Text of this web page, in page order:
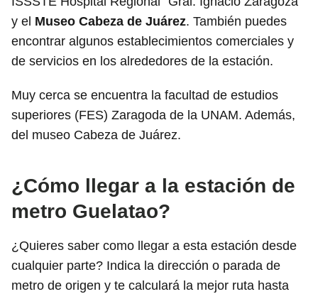
y el Museo Cabeza de Juárez. También puedes
encontrar algunos establecimientos comerciales y
de servicios en los alrededores de la estación.
Muy cerca se encuentra la facultad de estudios
superiores (FES) Zaragoda de la UNAM. Además,
del museo Cabeza de Juárez.
¿Cómo llegar a la estación de
metro Guelatao?
¿Quieres saber como llegar a esta estación desde
cualquier parte? Indica la dirección o parada de
metro de origen y te calculará la mejor ruta hasta